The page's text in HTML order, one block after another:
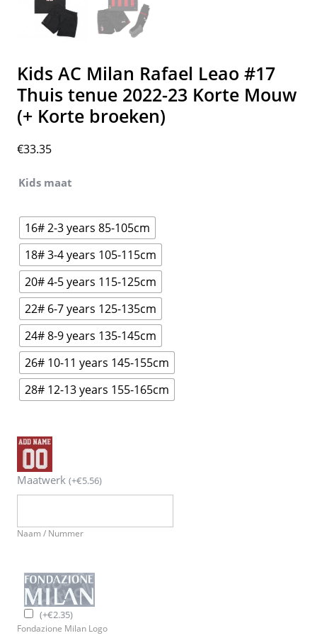
Kids AC Milan Rafael Leao #17
Thuis tenue 2022-23 Korte Mouw
(+ Korte broeken)
€33.35
Kids maat
16# 2-3 years 85-105cm
18# 3-4 years 105-115cm
20# 4-5 years 115-125cm
22# 6-7 years 125-135cm
24# 8-9 years 135-145cm
26# 10-11 years 145-155cm
28# 12-13 years 155-165cm
Maatwerk (+€5.56)
Naam / Nummer
(+€2.35)
Fondazione Milan Logo